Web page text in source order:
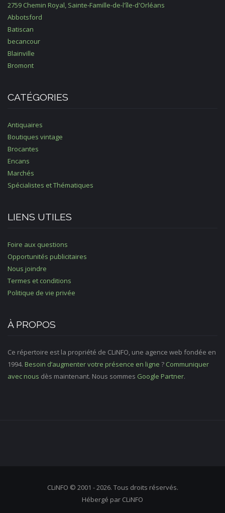
2759 Chemin Royal, Sainte-Famille-de-l'île-d'Orléans
Abbotsford
Batiscan
becancour
Blainville
Bromont
CATÉGORIES
Antiquaires
Boutiques vintage
Brocantes
Encans
Marchés
Spécialistes et Thématiques
LIENS UTILES
Foire aux questions
Opportunités publicitaires
Nous joindre
Termes et conditions
Politique de vie privée
À PROPOS
Ce répertoire est la propriété de CLiNFO, une agence web fondée en
1994. Besoin d’augmenter votre présence en ligne ? Communiquer
avec nous dès maintenant. Nous sommes Google Partner.
CLiNFO © 2001 - 2026. Tous droits réservés.
Hébergé par CLiNFO